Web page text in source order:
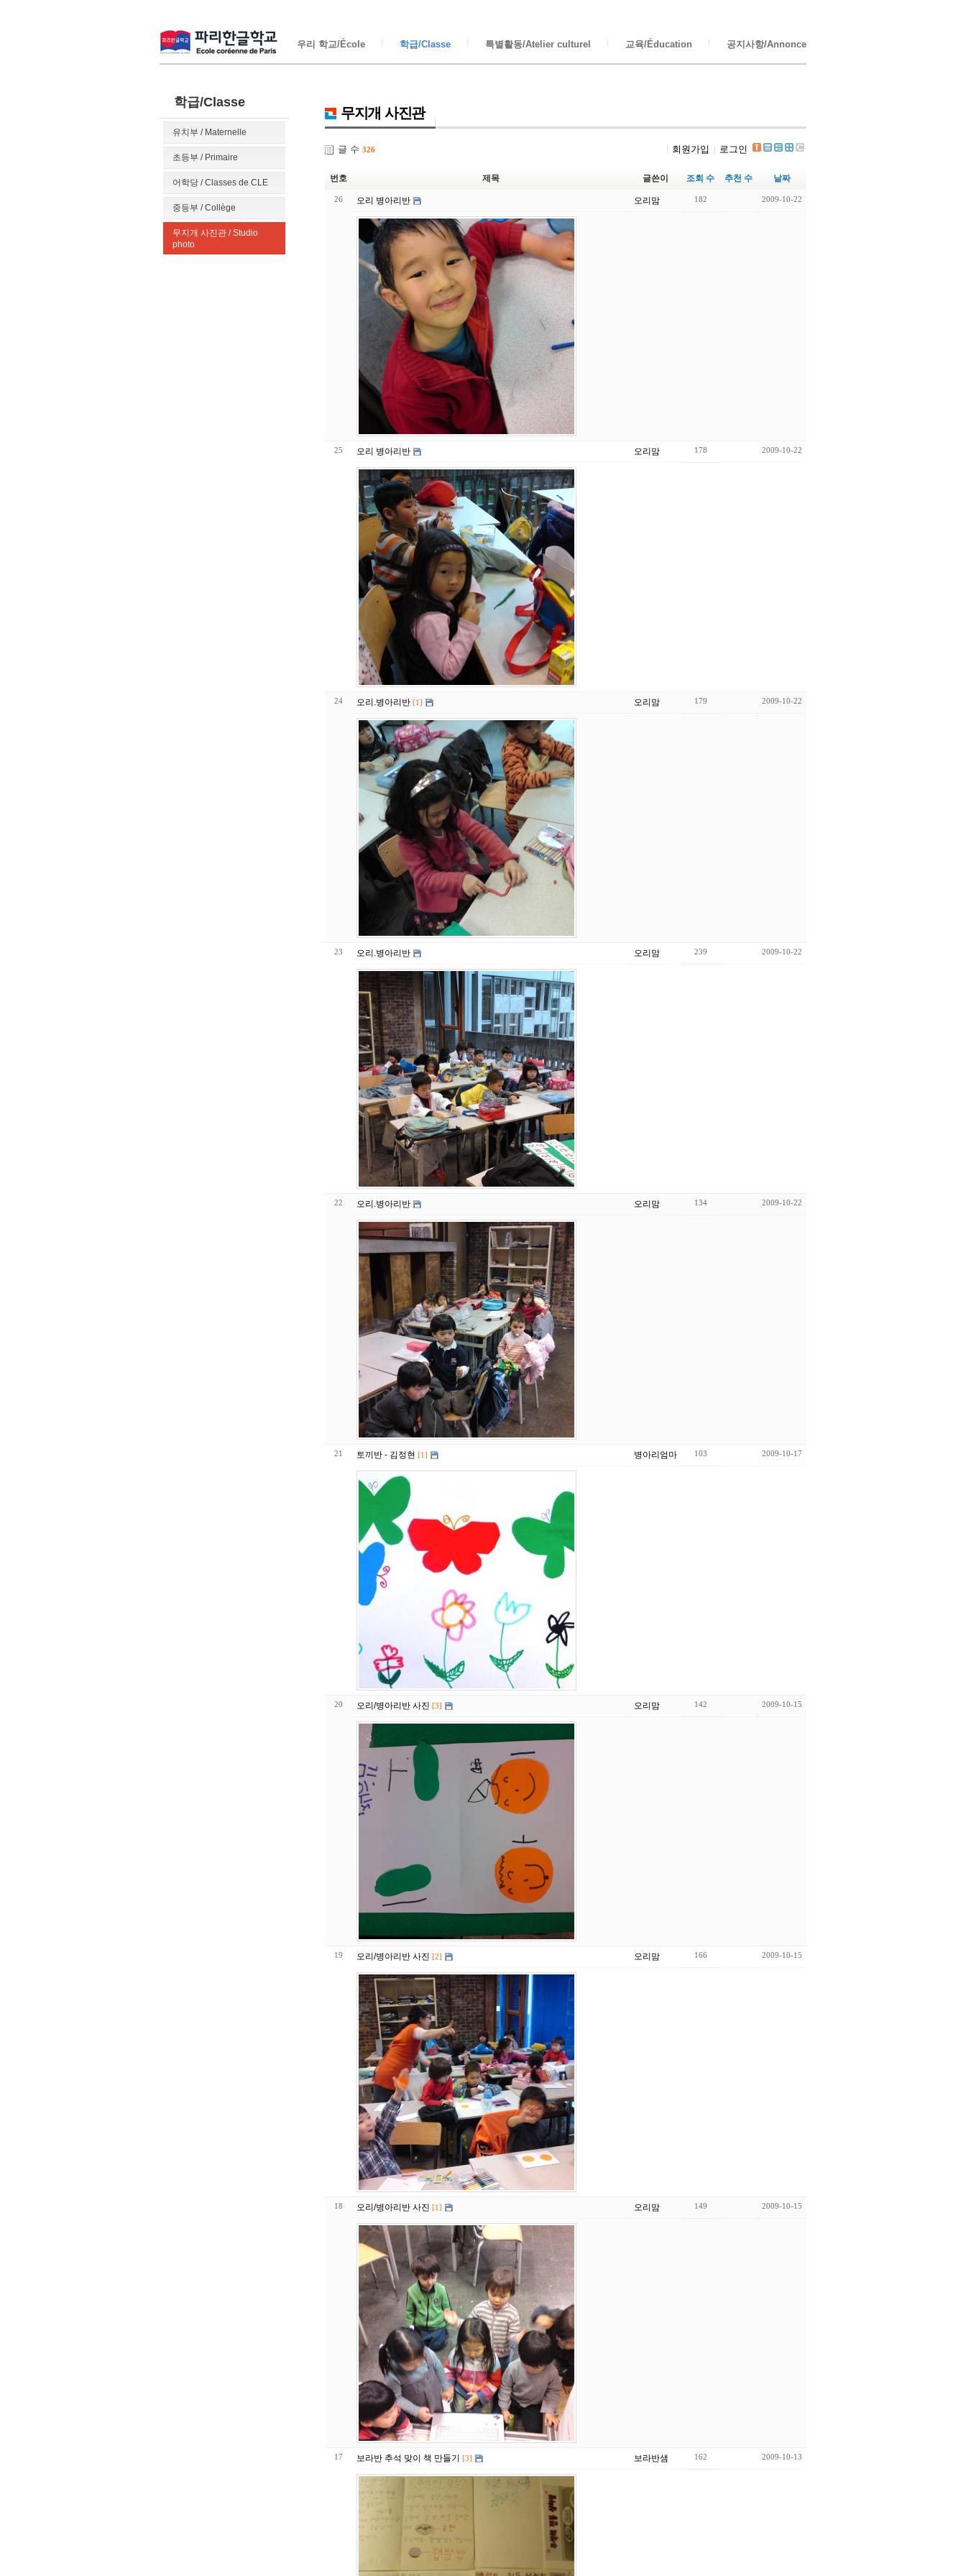
우리 학교/École 학급/Classe 특별활동/Atelier culturel 교육/Éducation 공지사항/Annonce
학급/Classe
유치부 / Maternelle
초등부 / Primaire
어학당 / Classes de CLE
중등부 / Collège
무지개 사진관 / Studio
photo
무지개 사진관
글 수 326 회원가입 로그인
번호 제목 글쓴이 조회 수 추천 수 날짜
26 오리 병아리반 오리맘 182 2009-10-22
25 오리 병아리반 오리맘 178 2009-10-22
24 오리.병아리반 [1] 오리맘 179 2009-10-22
23 오리.병아리반 오리맘 239 2009-10-22
22 오리.병아리반 오리맘 134 2009-10-22
21 토끼반 - 김정현 [1] 병아리엄마 103 2009-10-17
20 오리/병아리반 사진 [3] 오리맘 142 2009-10-15
19 오리/병아리반 사진 [2] 오리맘 166 2009-10-15
18 오리/병아리반 사진 [1] 오리맘 149 2009-10-15
17 보라반 추석 맞이 책 만들기 [3] 보라반샘 162 2009-10-13